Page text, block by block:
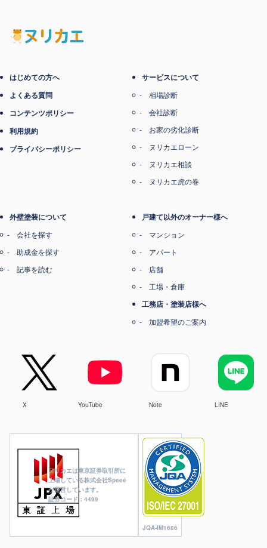
ヌリカエは東京証券取引所に
上場している株式会社Speee
が運営しています。
証券コード：4499
JQA-IM1686
はじめての方へ
よくある質問
コンテンツポリシー
利用規約
プライバシーポリシー
サービスについて
相場診断
会社診断
お家の劣化診断
ヌリカエローン
ヌリカエ相談
ヌリカエ虎の巻
外壁塗装について
会社を探す
助成金を探す
記事を読む
戸建て以外のオーナー様へ
マンション
アパート
店舗
工場・倉庫
工務店・塗装店様へ
加盟希望のご案内
X YouTube Note LINE